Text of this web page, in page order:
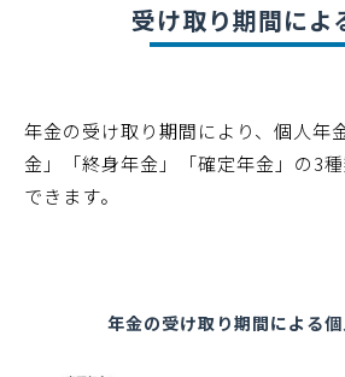
受け取り期間によ
年金の受け取り期間により、個人年
金」「終身年金」「確定年金」の3
できます。
年金の受け取り期間による